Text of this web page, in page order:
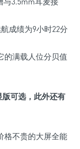
成绩为9小时22分
的满载人位分贝值
可选，此外还有
格不贵的大屏全能